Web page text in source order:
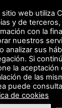
descuento para
a ferias
por Feria
al obtener tu
entrada
©
sitio web utiliza
y de
con la
nuestros
analizar sus
Si
la aceptación
de las
puede
de cookies